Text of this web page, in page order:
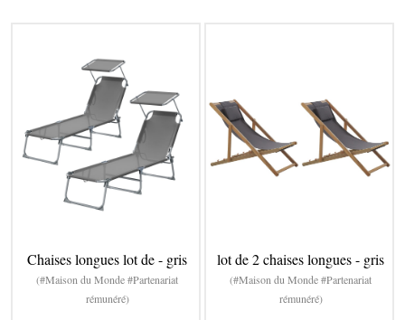
Chaises longues lot de - gris
(#Maison du Monde #Partenariat
rémunéré)
lot de 2 chaises longues - gris
(#Maison du Monde #Partenariat
rémunéré)